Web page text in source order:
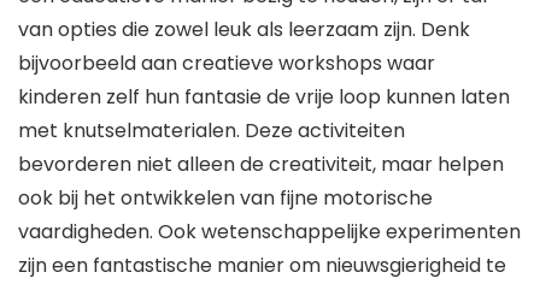
van opties die zowel leuk als leerzaam zijn. Denk
bijvoorbeeld aan creatieve workshops waar
kinderen zelf hun fantasie de vrije loop kunnen laten
met knutselmaterialen. Deze activiteiten
bevorderen niet alleen de creativiteit, maar helpen
ook bij het ontwikkelen van fijne motorische
vaardigheden. Ook wetenschappelijke experimenten
zijn een fantastische manier om nieuwsgierigheid te